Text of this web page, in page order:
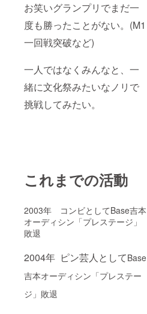
お笑いグランプリでまだ一
度も勝ったことがない。(M1
一回戦突破など)
一人ではなくみんなと、一
緒に文化祭みたいなノリで
挑戦してみたい。
これまでの活動
2003年 コンビとしてBase吉本
オーディシン「プレステージ」
敗退
2004年 ピン芸人としてBase
吉本オーディシン「プレステー
ジ」敗退